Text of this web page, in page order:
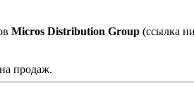
Micros Distribution Group (ссылка
продаж.